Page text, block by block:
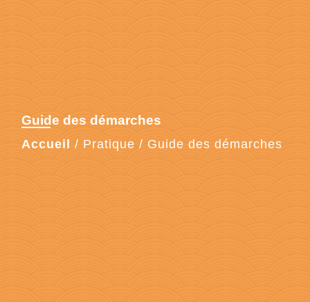
Guide des démarches
Accueil / Pratique / Guide des démarches